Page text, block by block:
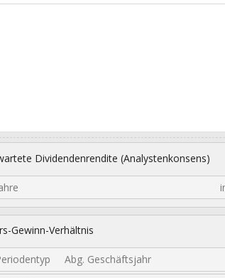
Dividendenrendite (Analystenkonsens)
Gewinn-Verhältnis
Abg. Geschäftsjahr